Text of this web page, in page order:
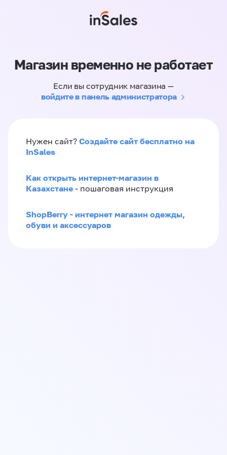
Магазин временно не работает
Если вы сотрудник магазина —
войдите в панель администратора
Нужен сайт? Создайте сайт бесплатно на
InSales
Как открыть интернет-магазин в
Казахстане - пошаговая инструкция
ShopBerry - интернет магазин одежды,
обуви и аксессуаров